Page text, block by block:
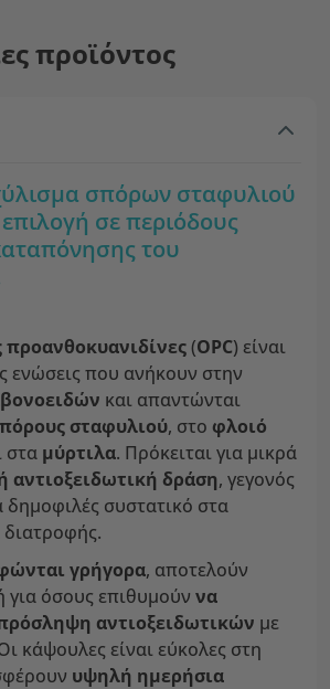
προϊόντος
σπόρων σταφυλιού
επιλογή σε περιόδους
του
προανθοκυανιδίνες(OPC) είναι
ενώσεις που ανήκουν στην
και απαντώνται
σταφυλιού, στο φλοιό
στα μύρτιλα. Πρόκειται για μικρά
αντιοξειδωτική δράση, γεγονός
δημοφιλές συστατικό στα
γρήγορα, αποτελούν
για όσους επιθυμούν να
αντιοξειδωτικών με
κάψουλες είναι εύκολες στη
υψηλή ημερήσια